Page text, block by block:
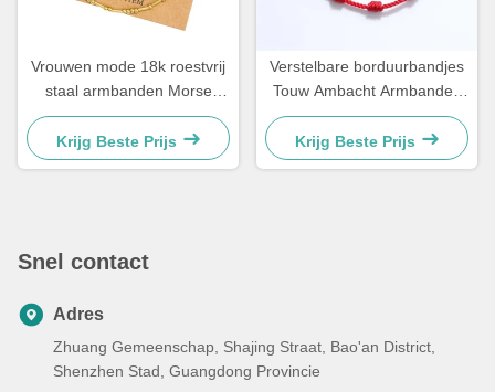
Vrouwen mode 18k roestvrij
staal armbanden Morse
code armband 21,5cm
Krijg Beste Prijs
Verstelbare borduurbandjes
Touw Ambacht Armbanden
Voor Koppel Cadeau 15 -
30cm
Krijg Beste Prijs
Snel contact
Adres
Zhuang Gemeenschap, Shajing Straat, Bao'an District,
Shenzhen Stad, Guangdong Provincie